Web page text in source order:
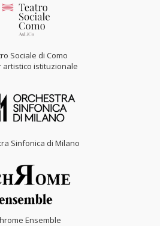
Sociale di Como
artistico istituzionale
Sinfonica di Milano
Ensemble